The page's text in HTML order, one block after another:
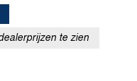
te zien